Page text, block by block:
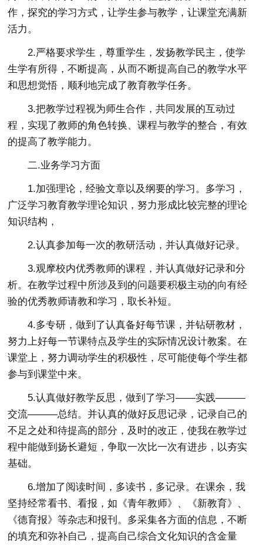
作，探究的学习方式，让学生参与教学，让课堂充满新
活力。
2.严格要求学生，尊重学生，发扬教学民主，使学
生学有所得，不断提高，从而不断提高自己的教学水平
和思想觉悟，顺利地完成了教育教学任务。
3.把教学过程视为师生合作，共同发展的互动过
程，实现了教师的角色转换、课程与教学的整合，有效
的提高了教学能力。
二.业务学习方面
1.加强理论，经验文章以及纲要的学习。多学习，
广泛学习教育教学理论知识，努力形成比较完整的理论
知识结构，
2.认真参加每一次的教研活动，并认真做好记录。
3.观摩校内优秀教师的课程，并认真做好记录和分
析。在教学过程中所涉及到的问题要积极主动的向有经
验的优秀教师请教和学习，取长补短。
4.多专研，做到了认真备好每节课，并钻研教材，
努力上好每一节课特点及学生的实际情况设计教案。在
课堂上，努力调动学生的积极性，尽可能使每个学生都
参与到课堂中来。
5.认真做好教学反思，做到了学习――实践―――
交流―――总结。并认真的做好反思记录，记录自己的
不足之处和待提高的部分，及时的改正，使我在教学过
程中能做到扬长避短，争取一次比一次有进步，以夯实
基础。
6.增加了阅读时间，多读书，多记录。在课余，我
坚持经常看书、看报，如《青年教师》、《新教育》、
《德育报》等杂志和报刊。多采集各方面的信息，不断
的填充和弥补自己，提高自己综合文化知识的含金量